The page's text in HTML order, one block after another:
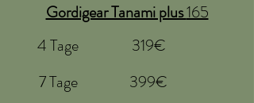
Gordigear Tanami plus165
319€
4 Tage
399€
7 Tage